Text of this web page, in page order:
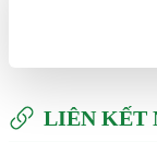
LIÊN KẾT